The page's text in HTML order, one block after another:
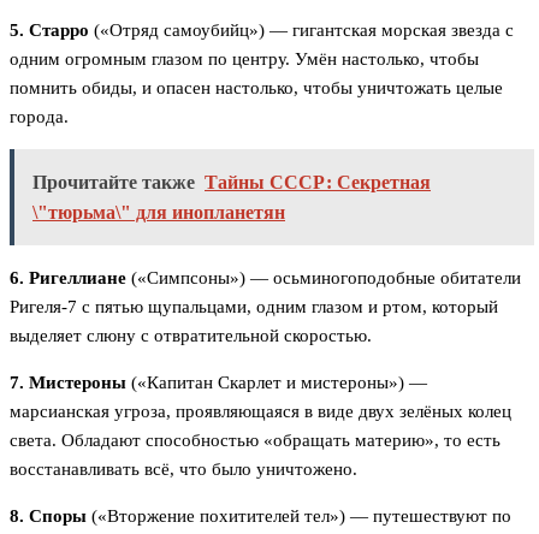
5. Старро («Отряд самоубийц») — гигантская морская звезда с
одним огромным глазом по центру. Умён настолько, чтобы
помнить обиды, и опасен настолько, чтобы уничтожать целые
города.
Прочитайте также Тайны СССР: Секретная
\"тюрьма\" для инопланетян
6. Ригеллиане («Симпсоны») — осьминогоподобные обитатели
Ригеля-7 с пятью щупальцами, одним глазом и ртом, который
выделяет слюну с отвратительной скоростью.
7. Мистероны («Капитан Скарлет и мистероны») —
марсианская угроза, проявляющаяся в виде двух зелёных колец
света. Обладают способностью «обращать материю», то есть
восстанавливать всё, что было уничтожено.
8. Споры («Вторжение похитителей тел») — путешествуют по